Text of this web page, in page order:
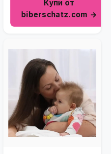
Купи от
biberschatz.com →